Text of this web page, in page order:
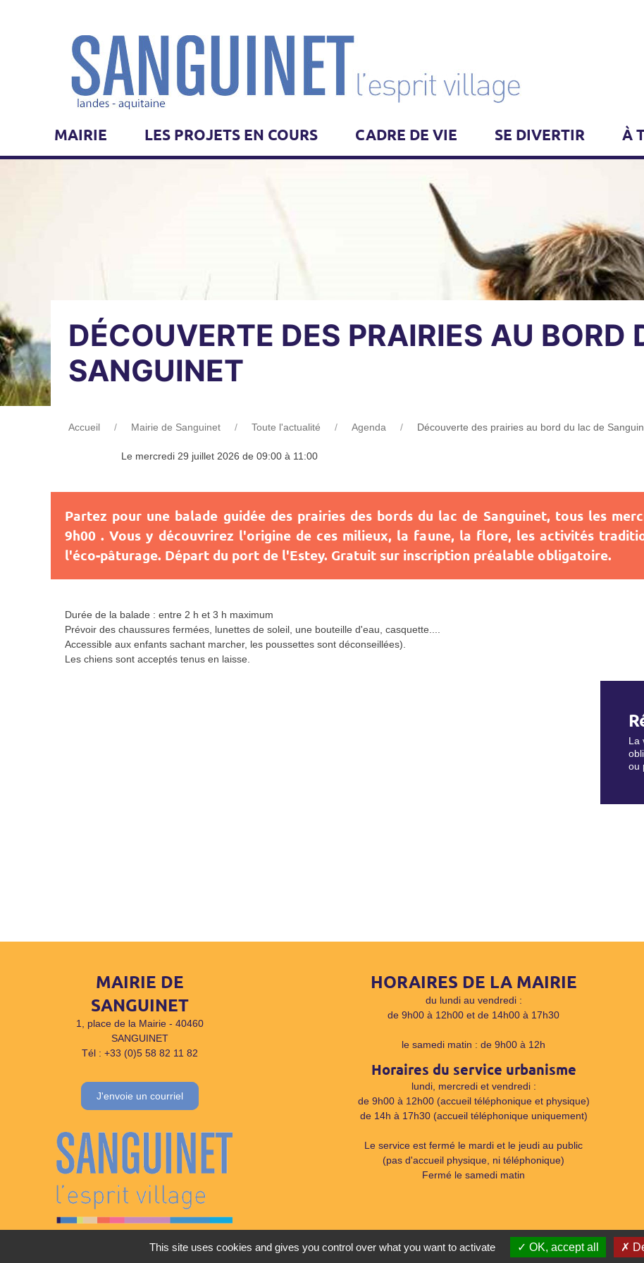
MAIRIE LES PROJETS EN COURS CADRE DE VIE SE DIVERTIR À
DÉCOUVERTE DES PRAIRIES AU BORD
SANGUINET
Accueil Mairie de Sanguinet Toute l'actualité Agenda Découverte des prairies au bord du lac de
Le mercredi 29 juillet 2026 de 09:00 à 11:00
Partez pour une balade guidée des prairies des bords du lac de Sanguinet, tous les
9h00 . Vous y découvrirez l'origine de ces milieux, la faune, la flore, les activités
l'éco-pâturage. Départ du port de l'Estey. Gratuit sur inscription préalable obligatoire.
Durée de la balade : entre 2 h et 3 h maximum
Prévoir des chaussures fermées, lunettes de soleil, une bouteille d'eau, casquette....
Accessible aux enfants sachant marcher, les poussettes sont déconseillées).
Les chiens sont acceptés tenus en laisse.
La
ou
MAIRIE DE
SANGUINET
1, place de la Mairie - 40460
SANGUINET
Tél : +33 (0)5 58 82 11 82
J'envoie un courriel
HORAIRES DE LA MAIRIE
du lundi au vendredi :
de 9h00 à 12h00 et de 14h00 à 17h30
le samedi matin : de 9h00 à 12h
Horaires du service urbanisme
lundi, mercredi et vendredi :
de 9h00 à 12h00 (accueil téléphonique et physique)
de 14h à 17h30 (accueil téléphonique uniquement)
Le service est fermé le mardi et le jeudi au public
(pas d'accueil physique, ni téléphonique)
Fermé le samedi matin
Gestion des cookies|Réalisé
This site uses cookies and gives you control over what you want to activate OK, accept all